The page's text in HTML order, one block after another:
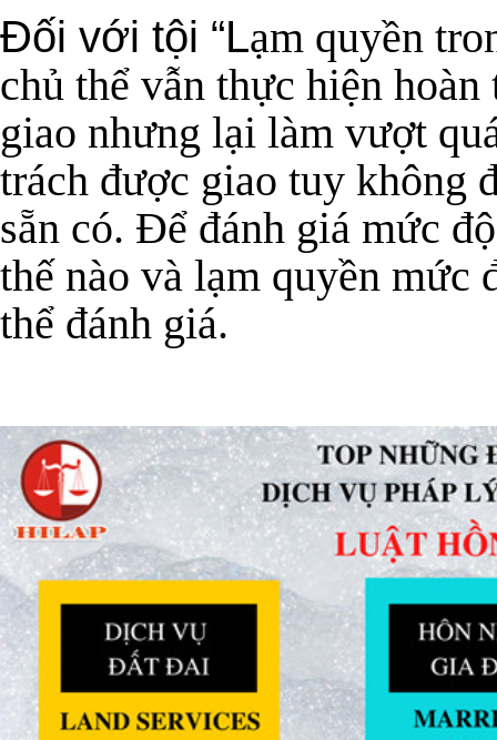
Đối với tội “Lạm quyền
chủ thể vẫn thực hiện
giao nhưng lại làm vượt
trách được giao tuy không
sẵn có. Để đánh giá mức
thế nào và lạm quyền mức
thể đánh giá.